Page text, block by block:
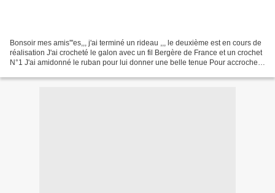
Bonsoir mes amis'''es,,, j'ai terminé un rideau ,,, le deuxième est en cours de
réalisation J'ai crocheté le galon avec un fil Bergère de France et un crochet
N°1 J'ai amidonné le ruban pour lui donner une belle tenue Pour accrocher